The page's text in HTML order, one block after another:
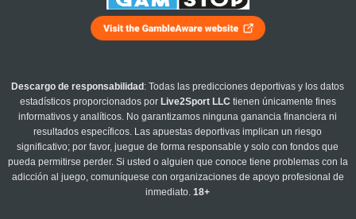
Descargo de responsabilidad : Todas las predicciones deportivas y los datos
estadísticos proporcionados por Live2Sport LLC tienen únicamente fines
informativos y analíticos. No garantizamos ninguna ganancia financiera ni
resultados específicos. Las apuestas deportivas implican un riesgo
significativo; por favor, juegue de forma responsable y solo con fondos que
pueda permitirse perder. Si usted o alguien que conoce tiene problemas con la
adicción al juego, comuníquese con organizaciones de apoyo profesional de
inmediato.18+